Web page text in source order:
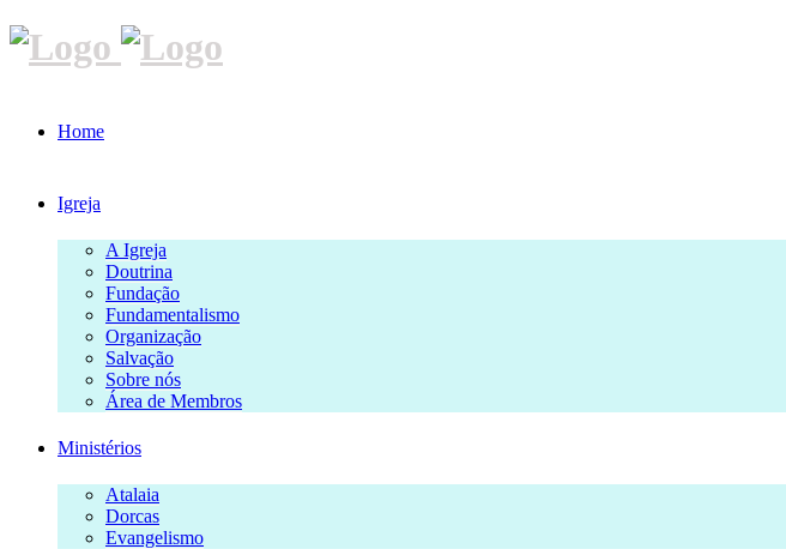
Home
Igreja
A Igreja
Doutrina
Fundação
Fundamentalismo
Organização
Salvação
Sobre nós
Área de Membros
Ministérios
Atalaia
Dorcas
Evangelismo